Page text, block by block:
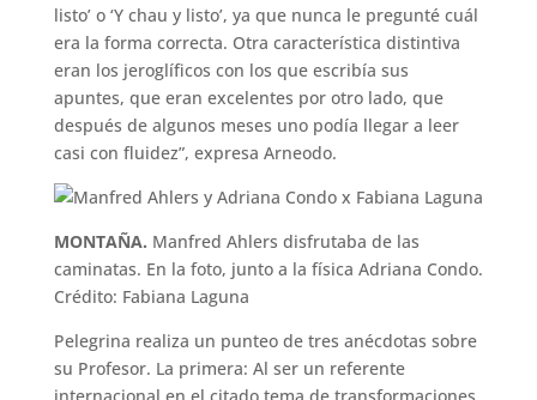
listo’ o ‘Y chau y listo’, ya que nunca le pregunté cuál
era la forma correcta. Otra característica distintiva
eran los jeroglíficos con los que escribía sus
apuntes, que eran excelentes por otro lado, que
después de algunos meses uno podía llegar a leer
casi con fluidez”, expresa Arneodo.
MONTAÑA. Manfred Ahlers disfrutaba de las
caminatas. En la foto, junto a la física Adriana Condo.
Crédito: Fabiana Laguna
Pelegrina realiza un punteo de tres anécdotas sobre
su Profesor. La primera: Al ser un referente